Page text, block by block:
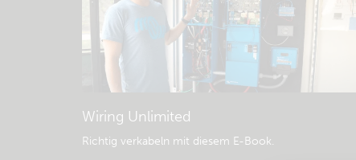
Wiring Unlimited
Richtig verkabeln mit diesem E-Book.